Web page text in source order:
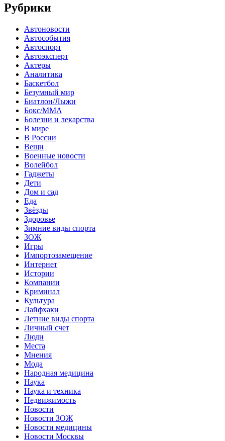
Рубрики
Автоновости
Автособытия
Автоспорт
Автоэксперт
Актеры
Аналитика
Баскетбол
Безумный мир
Биатлон/Лыжи
Бокс/MMA
Болезни и лекарства
В мире
В России
Вещи
Военные новости
Волейбол
Гаджеты
Дети
Дом и сад
Еда
Звёзды
Здоровье
Зимние виды спорта
ЗОЖ
Игры
Импортозамещение
Интернет
Истории
Компании
Криминал
Культура
Лайфхаки
Летние виды спорта
Личный счет
Люди
Места
Мнения
Мода
Народная медицина
Наука
Наука и техника
Недвижимость
Новости
Новости ЗОЖ
Новости медицины
Новости Москвы